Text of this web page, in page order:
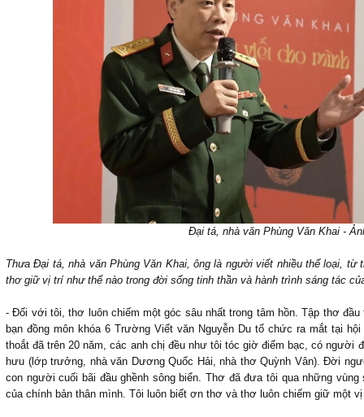
Đại tá, nhà văn Phùng Văn Khai -
Thưa Đại tá, nhà văn Phùng Văn Khai, ông là người viết nhiều thể loại,
thơ giữ vị trí như thế nào trong đời sống tinh thần và hành trình sáng tác
- Đối với tôi, thơ luôn chiếm một góc sâu nhất trong tâm hồn. Tập thơ
bạn đồng môn khóa 6 Trường Viết văn Nguyễn Du tổ chức ra mắt tại
thoắt đã trên 20 năm, các anh chị đều như tôi tóc giờ điểm bạc, có người
hưu (lớp trưởng, nhà văn Dương Quốc Hải, nhà thơ Quỳnh Vân). Đời
con người cuối bãi đầu ghềnh sông biển. Thơ đã đưa tôi qua những
của chính bản thân mình. Tôi luôn biết ơn thơ và thơ luôn chiếm giữ một